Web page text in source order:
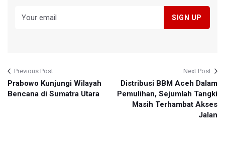
Previous Post
Prabowo Kunjungi Wilayah
Bencana di Sumatra Utara
Next Post
Distribusi BBM Aceh Dalam
Pemulihan, Sejumlah Tangki
Masih Terhambat Akses
Jalan